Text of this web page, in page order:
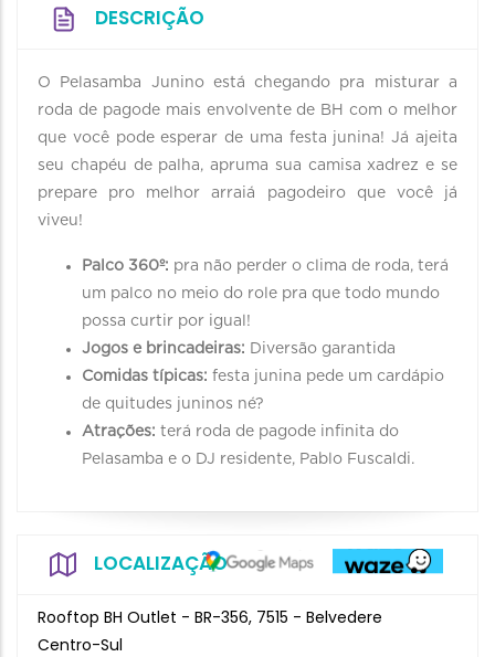
DESCRIÇÃO
O Pelasamba Junino está chegando pra misturar a
roda de pagode mais envolvente de BH com o melhor
que você pode esperar de uma festa junina! Já ajeita
seu chapéu de palha, apruma sua camisa xadrez e se
prepare pro melhor arraiá pagodeiro que você já
viveu!
Palco 360º: pra não perder o clima de roda, terá
um palco no meio do role pra que todo mundo
possa curtir por igual!
Jogos e brincadeiras: Diversão garantida
Comidas típicas: festa junina pede um cardápio
de quitudes juninos né?
Atrações: terá roda de pagode infinita do
Pelasamba e o DJ residente, Pablo Fuscaldi.
LOCALIZAÇÃO
Rooftop BH Outlet - BR-356, 7515 - Belvedere
Centro-Sul